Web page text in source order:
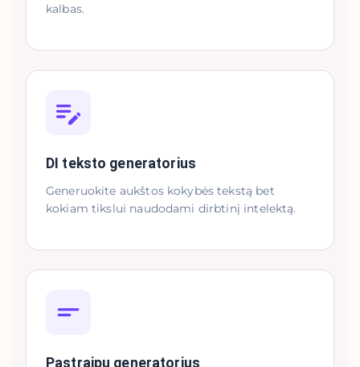
kalbas.
DI teksto generatorius
Generuokite aukštos kokybės tekstą bet
kokiam tikslui naudodami dirbtinį intelektą.
Pastraipų generatorius